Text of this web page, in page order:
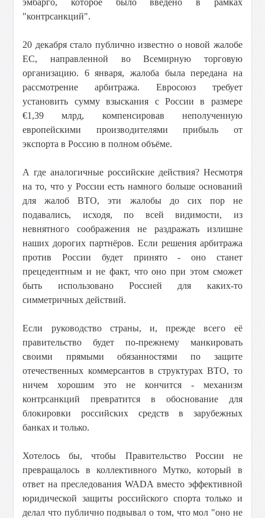
эмбарго, которое было введено в рамках
"контрсанкций".
20 декабря стало публично известно о новой жалобе
ЕС, направленной во Всемирную торговую
организацию. 6 января, жалоба была передана на
рассмотрение арбитража. Евросоюз требует
установить сумму взыскания с России в размере
€1,39 млрд, компенсировав неполученную
европейскими производителями прибыль от
экспорта в Россию в полном объёме.
А где аналогичные российские действия? Несмотря
на то, что у России есть намного больше оснований
для жалоб ВТО, эти жалобы до сих пор не
подавались, исходя, по всей видимости, из
невнятного соображения не раздражать излишне
наших дорогих партнёров. Если решения арбитража
против России будет принято - оно станет
прецедентным и не факт, что оно при этом сможет
быть использовано Россией для каких-то
симметричных действий.
Если руководство страны, и, прежде всего её
правительство будет по-прежнему манкировать
своими прямыми обязанностями по защите
отечественных коммерсантов в структурах ВТО, то
ничем хорошим это не кончится - механизм
контрсанкций превратится в обоснование для
блокировки российских средств в зарубежных
банках и только.
Хотелось бы, чтобы Правительство России не
превращалось в коллективного Мутко, который в
ответ на преследования WADA вместо эффективной
юридической защиты российского спорта только и
делал что публично подвывал о том, что мол "оно не